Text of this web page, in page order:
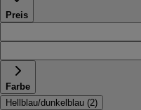
Preis
Farbe
Hellblau/dunkelblau (2)